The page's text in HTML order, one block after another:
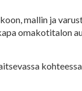
mallin ja
omakotitalon